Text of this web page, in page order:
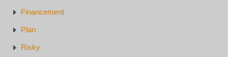
Financement
Plan
Risky